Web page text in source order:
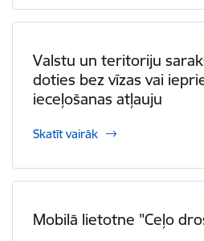
Valstu un teritoriju
doties bez vīzas vai
ieceļošanas atļauju
Skatīt vairāk
Mobilā lietotne "Ceļo